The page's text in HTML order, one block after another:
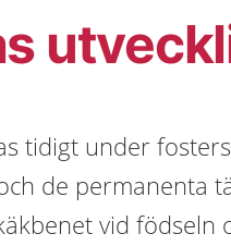
tidigt under
de permanenta
vid födseln